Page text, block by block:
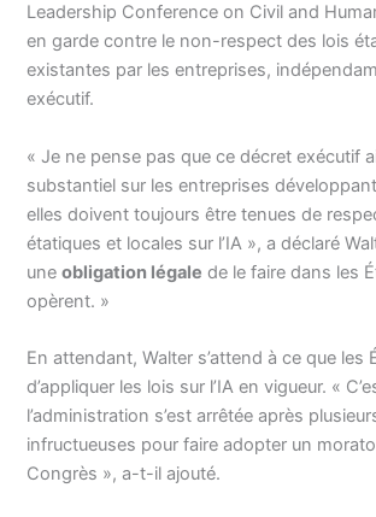
Leadership Conference on Civil and
en garde contre le non-respect des lois
existantes par les entreprises,
exécutif.
« Je ne pense pas que ce décret exécutif
substantiel sur les entreprises
elles doivent toujours être tenues de
étatiques et locales sur l’IA », a déclaré
uneobligation légale de le faire dans les
opèrent. »
En attendant, Walter s’attend à ce que les
d’appliquer les lois sur l’IA en vigueur. «
l’administration s’est arrêtée après
infructueuses pour faire adopter un
Congrès », a-t-il ajouté.